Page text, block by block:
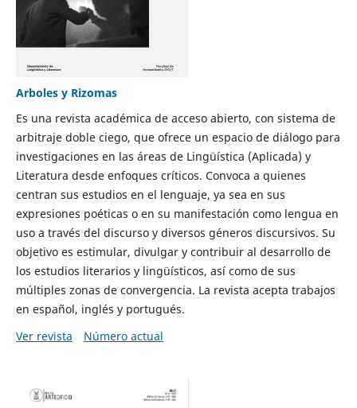
Arboles y Rizomas
Es una revista académica de acceso abierto, con sistema de
arbitraje doble ciego, que ofrece un espacio de diálogo para
investigaciones en las áreas de Lingüística (Aplicada) y
Literatura desde enfoques críticos. Convoca a quienes
centran sus estudios en el lenguaje, ya sea en sus
expresiones poéticas o en su manifestación como lengua en
uso a través del discurso y diversos géneros discursivos. Su
objetivo es estimular, divulgar y contribuir al desarrollo de
los estudios literarios y lingüísticos, así como de sus
múltiples zonas de convergencia. La revista acepta trabajos
en español, inglés y portugués.
Ver revista
Número actual